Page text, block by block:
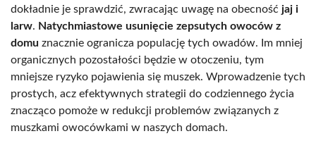
dokładnie je sprawdzić, zwracając uwagę na obecność jaj i
larw. Natychmiastowe usunięcie zepsutych owoców z
domu znacznie ogranicza populację tych owadów. Im mniej
organicznych pozostałości będzie w otoczeniu, tym
mniejsze ryzyko pojawienia się muszek. Wprowadzenie tych
prostych, acz efektywnych strategii do codziennego życia
znacząco pomoże w redukcji problemów związanych z
muszkami owocówkami w naszych domach.